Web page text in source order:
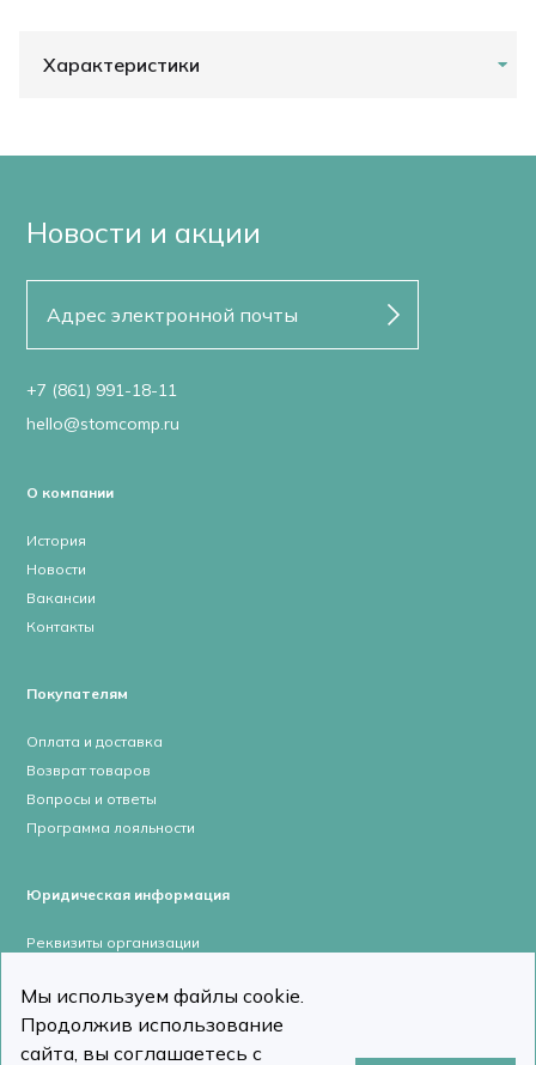
Характеристики
Новости и акции
+7 (861) 991-18-11
hello@stomcomp.ru
О компании
История
Новости
Вакансии
Контакты
Покупателям
Оплата и доставка
Возврат товаров
Вопросы и ответы
Программа лояльности
Юридическая информация
Реквизиты организации
Пользовательское соглашение
Политика конфиденциальности
Мы используем файлы cookie.
Продолжив использование
сайта, вы соглашаетесь с